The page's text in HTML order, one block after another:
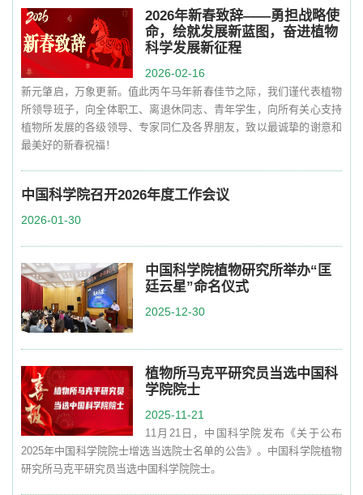
2026年新春致辞——勇担战略使
命，绘就发展新蓝图，奋进植物
科学发展新征程
2026-02-16
新元肇启，万象更新。值此丙午马年新春佳节之际，我们谨代表植物
所领导班子，向全体职工、离退休同志、青年学生，向所有关心支持
植物所发展的各级领导、专家同仁及各界朋友，致以最诚挚的谢意和
最美好的新春祝福！
中国科学院召开2026年度工作会议
2026-01-30
中国科学院植物研究所举办“匡
廷云星”命名仪式
2025-12-30
植物所马克平研究员当选中国科
学院院士
2025-11-21
11月21日，中国科学院发布《关于公布
2025年中国科学院院士增选当选院士名单的公告》。中国科学院植物
研究所马克平研究员当选中国科学院院士。